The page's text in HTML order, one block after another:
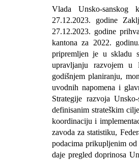
Vlada Unsko-
27.12.2023. godine
27.12.2023. godine
kantona za 2022.
pripremljen je u skladu
upravljanju razvojem
godišnjem planiranju,
uvodnih napomena i
Strategije razvoja
definisanim strateškim
koordinaciju i
zavoda za statistiku,
podacima prikupljenim
daje pregled doprinosa